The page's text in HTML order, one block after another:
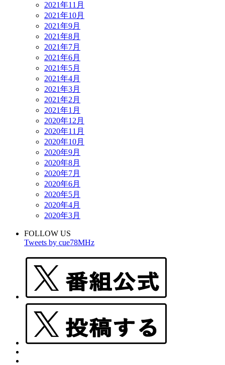
2021年11月
2021年10月
2021年9月
2021年8月
2021年7月
2021年6月
2021年5月
2021年4月
2021年3月
2021年2月
2021年1月
2020年12月
2020年11月
2020年10月
2020年9月
2020年8月
2020年7月
2020年6月
2020年5月
2020年4月
2020年3月
FOLLOW US
Tweets by cue78MHz